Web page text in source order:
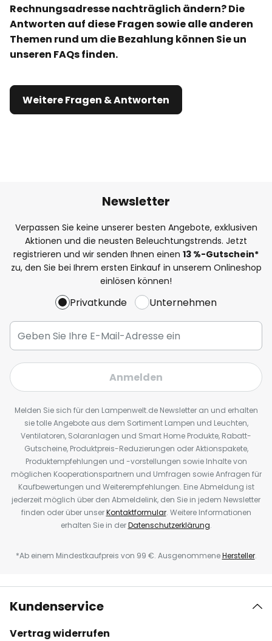
Rechnungsadresse nachträglich ändern? Die
Antworten auf diese Fragen sowie alle anderen
Themen rund um die Bezahlung können Sie un
unseren FAQs finden.
Weitere Fragen & Antworten
Newsletter
Verpassen Sie keine unserer besten Angebote, exklusiven
Aktionen und die neusten Beleuchtungstrends. Jetzt
registrieren und wir senden Ihnen einen 13 %-Gutschein*
zu, den Sie bei Ihrem ersten Einkauf in unserem Onlineshop
einlösen können!
Privatkunde Unternehmen
Anmelden
Melden Sie sich für den Lampenwelt.de Newsletter an und erhalten
sie tolle Angebote aus dem Sortiment Lampen und Leuchten,
Ventilatoren, Solaranlagen und Smart Home Produkte, Rabatt-
Gutscheine, Produktpreis-Reduzierungen oder Aktionspakete,
Produktempfehlungen und -vorstellungen sowie Inhalte von
möglichen Kooperationspartnern und Umfragen sowie Anfragen für
Kaufbewertungen und Weiterempfehlungen. Eine Abmeldung ist
jederzeit möglich über den Abmeldelink, den Sie in jedem Newsletter
finden oder über unserKontaktformular. Weitere Informationen
erhalten Sie in derDatenschutzerklärung.
*Ab einem Mindestkaufpreis von 99 €. AusgenommeneHersteller.
Kundenservice
Vertrag widerrufen